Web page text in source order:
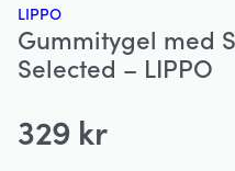
LIPPO
Gummitygel med
Selected – LIPPO
329 kr